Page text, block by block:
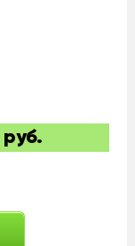
руб.